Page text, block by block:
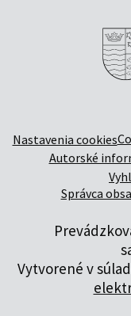
Nastavenia cookies
Autorské
Správca
Vytvorené v